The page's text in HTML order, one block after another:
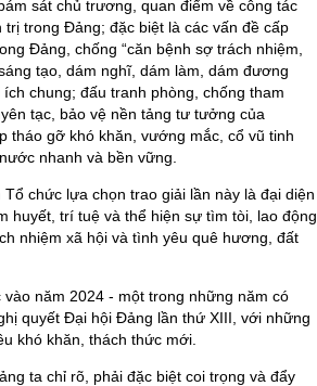
sát chủ trương, quan điểm về công tác
trong Đảng; đặc biệt là các vấn đề cấp
Đảng, chống “căn bệnh sợ trách nhiệm,
tạo, dám nghĩ, dám làm, dám đương
chung; đấu tranh phòng, chống tham
tạc, bảo vệ nền tảng tư tưởng của
tháo gỡ khó khăn, vướng mắc, cổ vũ tinh
nhanh và bền vững.
chức lựa chọn trao giải lần này là đại diện
huyết, trí tuệ và thể hiện sự tìm tòi, lao động
nhiệm xã hội và tình yêu quê hương, đất
năm 2024 - một trong những năm có
quyết Đại hội Đảng lần thứ XIII, với những
khó khăn, thách thức mới.
ta chỉ rõ, phải đặc biệt coi trọng và đẩy